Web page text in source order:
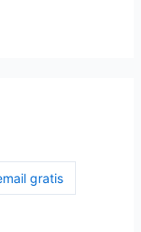
gratis